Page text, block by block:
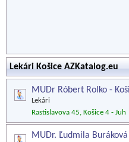
Lekári Košice AZKatalog.eu
MUDr Róbert Rolko -
Lekári
Rastislavova 45, Košice 4 - Juh
MUDr. Ľudmila Buráková